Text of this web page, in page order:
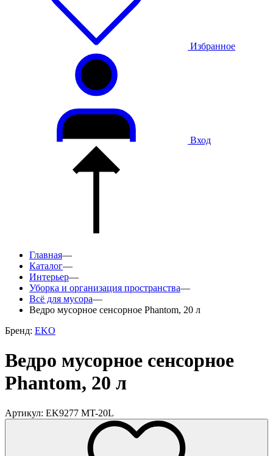
Избранное
Вход
Главная—
Каталог—
Интерьер—
Уборка и организация пространства—
Всё для мусора—
Ведро мусорное сенсорное Phantom, 20 л
Бренд: EKO
Ведро мусорное сенсорное
Phantom, 20 л
Артикул: EK9277 MT-20L